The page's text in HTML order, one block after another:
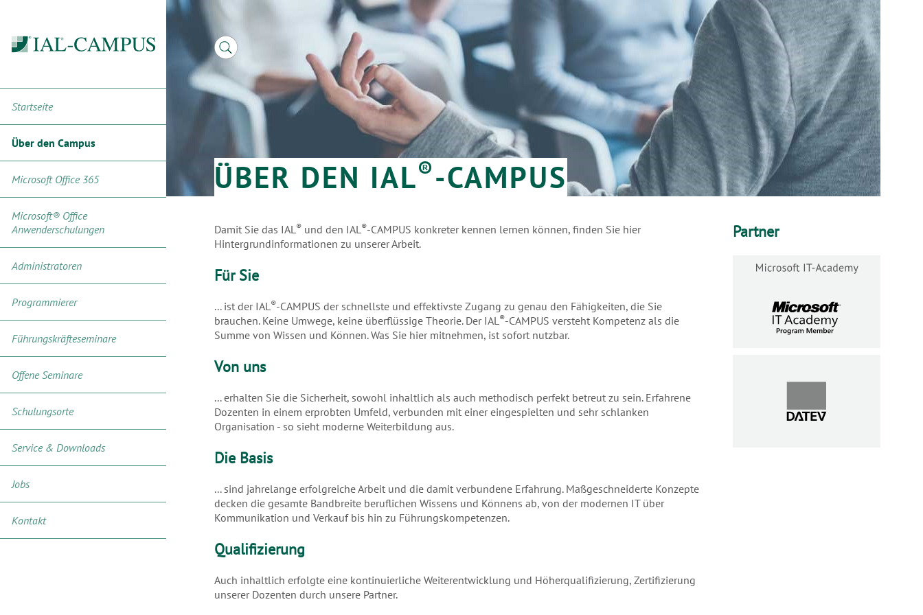
Startseite
Über den Campus
IAL®-
CAMPUS
für
Macher
IAL®-
CAMPUS
für
Entscheider
IAL®-
Campus
Team
Imagetrailer
Referenzen
Microsoft Office 365
Microsoft® Office
Anwenderschulungen
Administratoren
Programmierer
Führungskräfteseminare
Offene Seminare
Schulungsorte
Service & Downloads
Jobs
Kontakt
ÜBER DEN IAL®-CAMPUS
Damit Sie das IAL® und den IAL®-CAMPUS konkreter kennen lernen können, finden Sie hier
Hintergrundinformationen zu unserer Arbeit.
Für Sie
... ist der IAL®-CAMPUS der schnellste und effektivste Zugang zu genau den Fähigkeiten, die Sie
brauchen. Keine Umwege, keine überflüssige Theorie. Der IAL®-CAMPUS versteht Kompetenz als die
Summe von Wissen und Können. Was Sie hier mitnehmen, ist sofort nutzbar.
Von uns
... erhalten Sie die Sicherheit, sowohl inhaltlich als auch methodisch perfekt betreut zu sein. Erfahrene
Dozenten in einem erprobten Umfeld, verbunden mit einer eingespielten und sehr schlanken
Organisation - so sieht moderne Weiterbildung aus.
Die Basis
... sind jahrelange erfolgreiche Arbeit und die damit verbundene Erfahrung. Maßgeschneiderte Konzepte
decken die gesamte Bandbreite beruflichen Wissens und Könnens ab, von der modernen IT über
Kommunikation und Verkauf bis hin zu Führungskompetenzen.
Qualifizierung
Auch inhaltlich erfolgte eine kontinuierliche Weiterentwicklung und Höherqualifizierung, Zertifizierung
unserer Dozenten durch unsere Partner.
Partner